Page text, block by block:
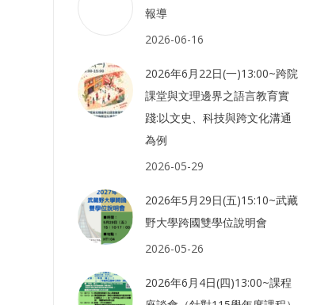
報導
2026-06-16
2026年6月22日(一)13:00~跨院
課堂與文理邊界之語言教育實
踐:以文史、科技與跨文化溝通
為例
2026-05-29
2026年5月29日(五)15:10~武藏
野大學跨國雙學位說明會
2026-05-26
2026年6月4日(四)13:00~課程